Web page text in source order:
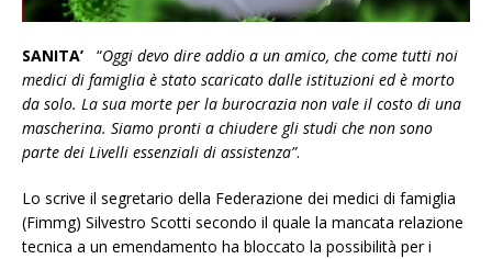
SANITA’ “Oggi devo dire addio a un amico, che come tutti noi
medici di famiglia è stato scaricato dalle istituzioni ed è morto
da solo. La sua morte per la burocrazia non vale il costo di una
mascherina. Siamo pronti a chiudere gli studi che non sono
parte dei Livelli essenziali di assistenza”.
Lo scrive il segretario della Federazione dei medici di famiglia
(Fimmg) Silvestro Scotti secondo il quale la mancata relazione
tecnica a un emendamento ha bloccato la possibilità per i